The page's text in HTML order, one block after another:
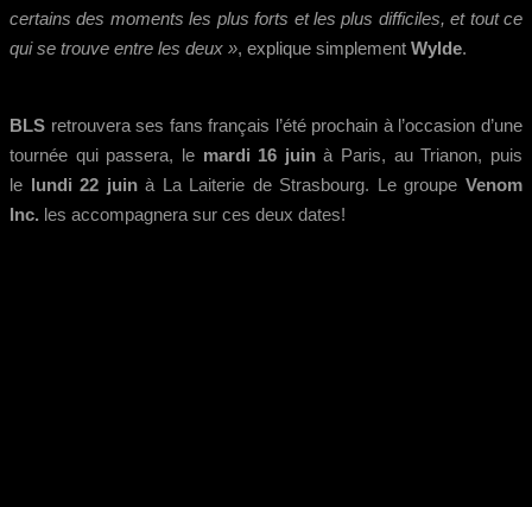
certains des moments les plus forts et les plus difficiles,et tout ce
qui se trouve entre les deux », explique simplement Wylde.
BLS retrouvera ses fans français l’été prochain à l’occasion d’une
tournée qui passera, le mardi 16 juinà Paris, au Trianon, puis
le lundi 22 juinà La Laiterie de Strasbourg. Le groupeVenom
Inc. les accompagnera sur ces deux dates!